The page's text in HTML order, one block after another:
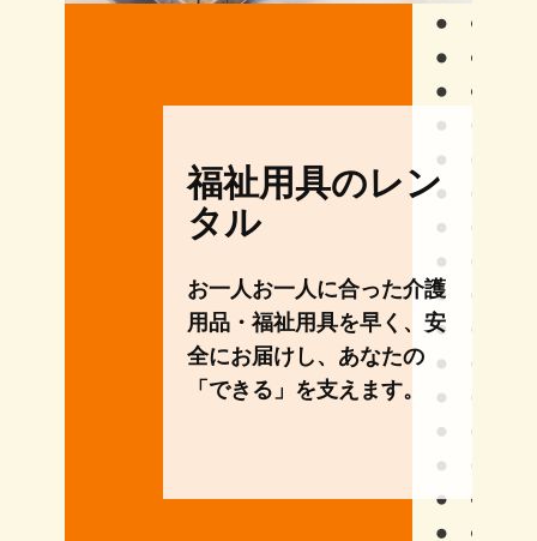
福祉用具のレン
タル
お一人お一人に合った介護
用品・福祉用具を早く、安
全にお届けし、あなたの
「できる」を支えます。